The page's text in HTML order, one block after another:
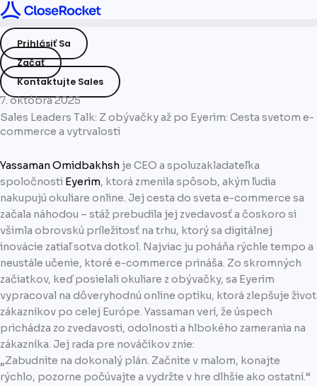
Preskočiť
na
obsahPrihlásiť Sa
Začať
Kontaktujte Sales
7. októbra 2025
Sales Leaders Talk: Z obývačky až po Eyerim: Cesta svetom e-
commerce a vytrvalosti
Yassaman Omidbakhsh je CEO a spoluzakladateľka
spoločnosti Eyerim, ktorá zmenila spôsob, akým ľudia
nakupujú okuliare online. Jej cesta do sveta e-commerce sa
začala náhodou – stáž prebudila jej zvedavosť a čoskoro si
všimla obrovskú príležitosť na trhu, ktorý sa digitálnej
inovácie zatiaľ sotva dotkol. Najviac ju poháňa rýchle tempo a
neustále učenie, ktoré e-commerce prináša. Zo skromných
začiatkov, keď posielali okuliare z obývačky, sa Eyerim
vypracoval na dôveryhodnú online optiku, ktorá zlepšuje život
zákazníkov po celej Európe. Yassaman verí, že úspech
prichádza zo zvedavosti, odolnosti a hlbokého zamerania na
zákazníka. Jej rada pre nováčikov znie:
„Zabudnite na dokonalý plán. Začnite v malom, konajte
rýchlo, pozorne počúvajte a vydržte v hre dlhšie ako ostatní.“